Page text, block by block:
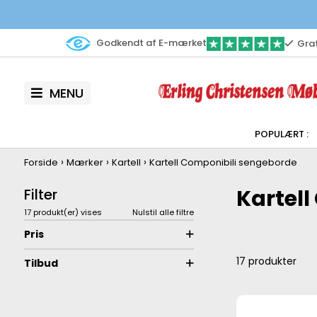
Godkendt af E-mærket
MENU
Filter
17 produkt(er) vises Nulstil alle filtre
Pris
Tilbud
Forside › Mærker› Kartell › Kartell Componibili sengeborde
Kartell
17 produkter